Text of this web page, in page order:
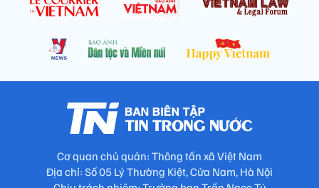
Cơ quan chủ quản: Thông tấn xã Việt Nam
Địa chỉ: Số 05 Lý Thường Kiệt, Cửa Nam, Hà Nội